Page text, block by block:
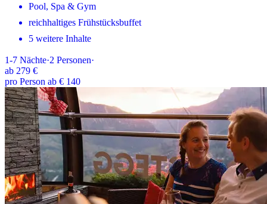
Pool, Spa & Gym
reichhaltiges Frühstücksbuffet
5 weitere Inhalte
1-7 Nächte·2 Personen·
ab 279 €
pro Person ab € 140